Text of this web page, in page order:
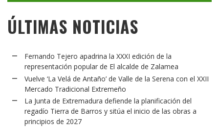
ÚLTIMAS NOTICIAS
Fernando Tejero apadrina la XXXI edición de la
representación popular de El alcalde de Zalamea
Vuelve ‘La Velá de Antaño’ de Valle de la Serena con el XXII
Mercado Tradicional Extremeño
La Junta de Extremadura defiende la planificación del
regadío Tierra de Barros y sitúa el inicio de las obras a
principios de 2027